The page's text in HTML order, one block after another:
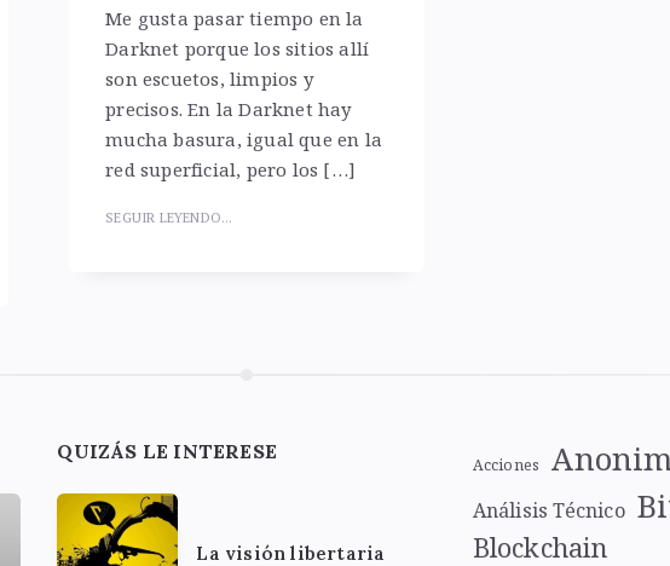
Me gusta pasar tiempo en la
Darknet porque los sitios allí
son escuetos, limpios y
precisos. En la Darknet hay
mucha basura, igual que en la
red superficial, pero los […]
SEGUIR LEYENDO...
QUIZÁS LE INTERESE
La visión libertaria
Acciones
Análisis Técnico
Blockchain